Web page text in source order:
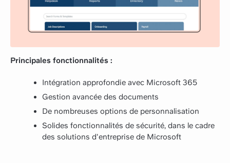
Principales fonctionnalités :
Intégration approfondie avec Microsoft 365
Gestion avancée des documents
De nombreuses options de personnalisation
Solides fonctionnalités de sécurité, dans le cadre
des solutions d'entreprise de Microsoft